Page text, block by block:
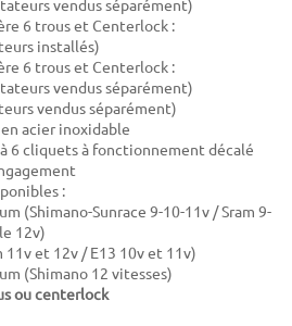
vendus séparément)
6 trous et Centerlock :
installés)
6 trous et Centerlock :
vendus séparément)
vendus séparément)
acier inoxidable
6 cliquets à fonctionnement décalé
:
(Shimano-Sunrace 9-10-11v / Sram 9-
12v)
11v et 12v / E13 10v et 11v)
(Shimano 12 vitesses)
ou centerlock